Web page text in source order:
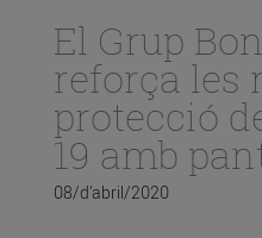
El Grup
reforça les
protecció
19 amb
08/d’abril/2020